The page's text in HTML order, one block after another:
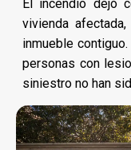
El incendio dejó
vivienda
inmueble
personas con
siniestro no han